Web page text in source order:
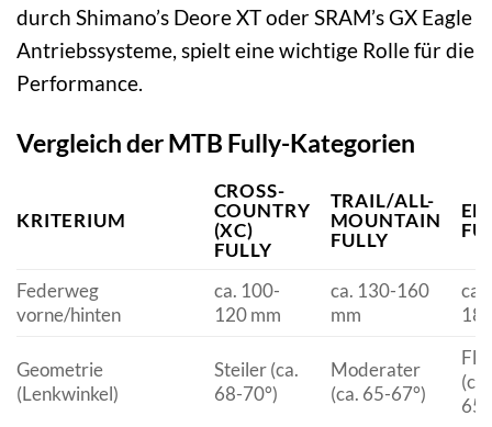
durch Shimano’s Deore XT oder SRAM’s GX Eagle
Antriebssysteme, spielt eine wichtige Rolle für die
Performance.
Vergleich der MTB Fully-Kategorien
KRITERIUM
CROSS-
COUNTRY
(XC)
FULLY
TRAIL/ALL-
MOUNTAIN
FULLY
Federweg
vorne/hinten
ca. 100-
120 mm
ca. 130-160
mm
ca.
Geometrie
(Lenkwinkel)
Steiler (ca.
68-70°)
Moderater
(ca. 65-67°)